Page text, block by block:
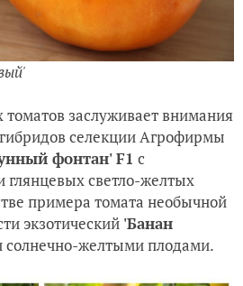
заслуживает внимания
селекции Агрофирмы
фонтан' F1 с
светло-желтых
примера томата необычной
экзотический 'Банан
желтыми плодами.